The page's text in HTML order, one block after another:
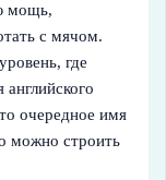
мощь,
с мячом.
где
очередное имя
можно строить